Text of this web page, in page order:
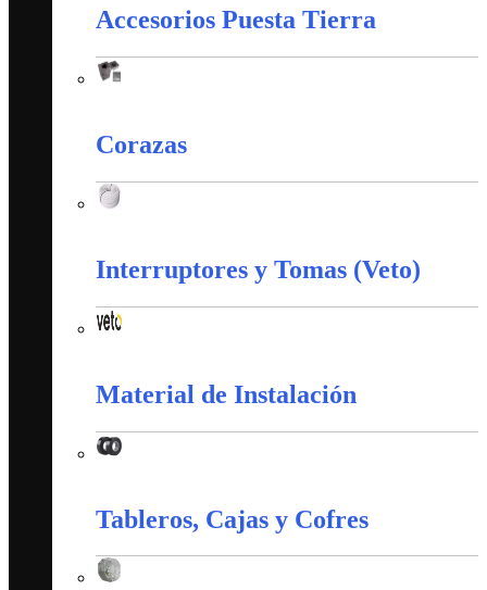
Accesorios Puesta Tierra
Corazas
Interruptores y Tomas (Veto)
Material de Instalación
Tableros, Cajas y Cofres